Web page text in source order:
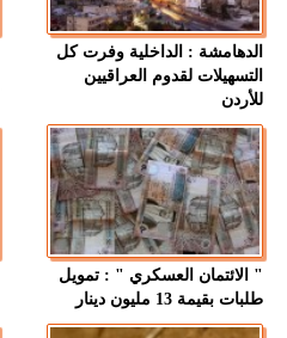
الدهامشة : الداخلية وفرت كل
التسهيلات لقدوم العراقيين
للأردن
" الائتمان العسكري " : تمويل
طلبات بقيمة 13 مليون دينار